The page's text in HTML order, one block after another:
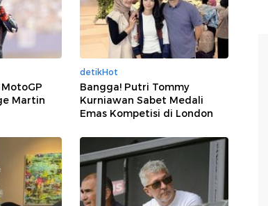
Martin
detikHot
Bangga! Putri Tommy
Kurniawan Sabet Medali
Emas Kompetisi di London